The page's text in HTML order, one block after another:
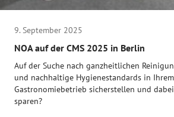
9. September 2025
NOA auf der CMS 2025 in Berlin
Auf der Suche nach ganzheitlichen
und nachhaltige Hygienestandards in
Gastronomiebetrieb sicherstellen und
sparen?